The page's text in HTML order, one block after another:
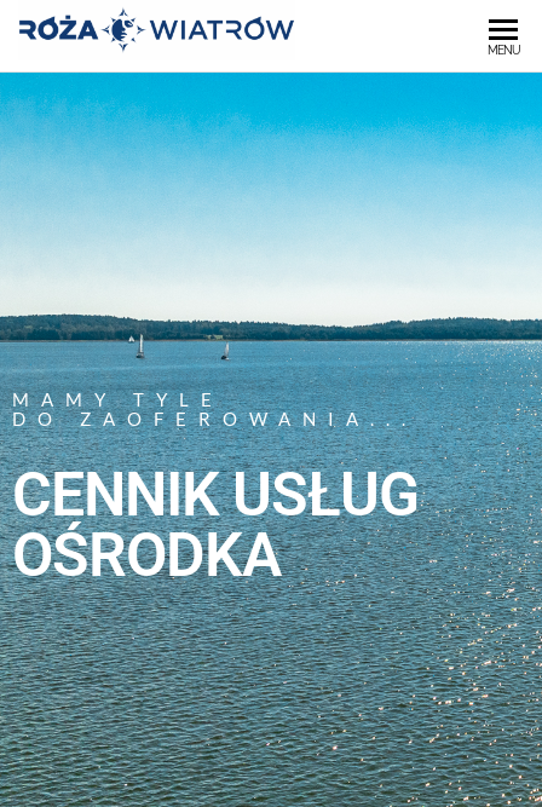
WIATRÓW"
MENU
MAMY TYLE
DO ZAOFEROWANIA...
CENNIK USŁUG
OŚRODKA